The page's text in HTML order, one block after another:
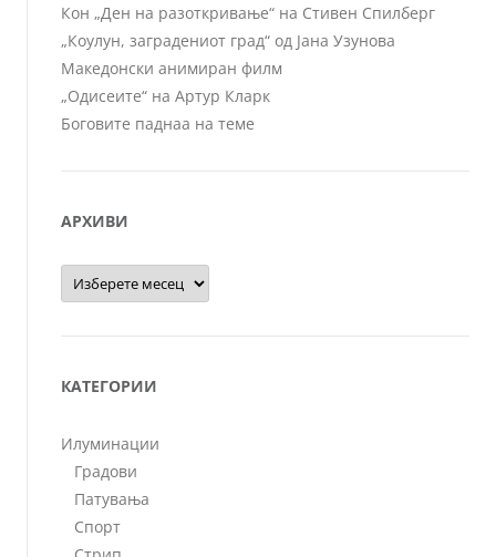
Кон „Ден на разоткривање“ на Стивен Спилберг
„Коулун, заградениот град“ од Јана Узунова
Македонски анимиран филм
„Одисеите“ на Артур Кларк
Боговите паднаа на теме
АРХИВИ
Архиви
КАТЕГОРИИ
Илуминации
Градови
Патувања
Спорт